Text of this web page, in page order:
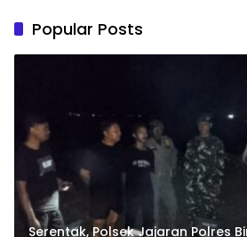
Popular Posts
Serentak, Polsek Jajaran Polres